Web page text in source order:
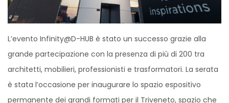
L’evento Infinity@D-HUB è stato un successo grazie alla
grande partecipazione con la presenza di più di 200 tra
architetti, mobilieri, professionisti e trasformatori. La serata
è stata l’occasione per inaugurare lo spazio espositivo
permanente dei grandi formati per il Triveneto, spazio che